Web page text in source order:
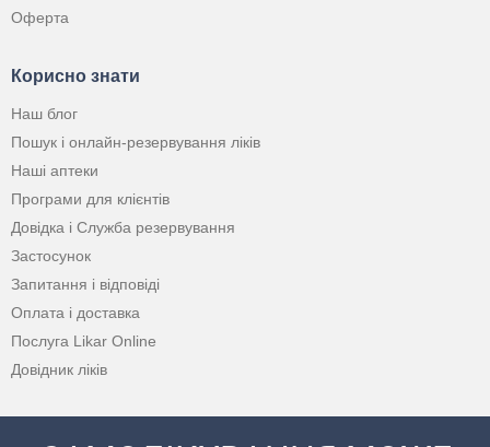
Оферта
Корисно знати
Наш блог
Пошук і онлайн-резервування ліків
Наші аптеки
Програми для клієнтів
Довідка і Служба резервування
Застосунок
Запитання і відповіді
Оплата і доставка
Послуга Likar Online
Довідник ліків